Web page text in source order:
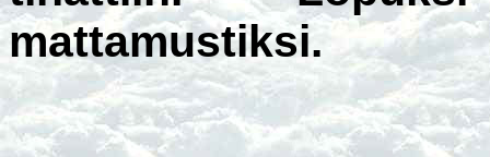
mattamustiksi.